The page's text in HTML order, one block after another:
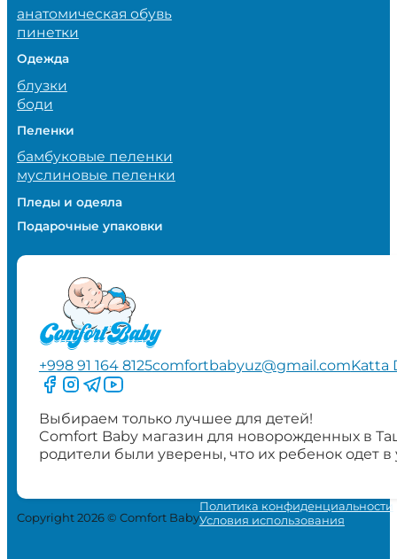
анатомическая обувь
пинетки
Одежда
блузки
боди
Пеленки
бамбуковые пеленки
муслиновые пеленки
Пледы и одеяла
Подарочные упаковки
+998 91 164 8125comfortbabyuz@gmail.comKatta
Следите за нами на Facebook
Следите за нами в Instagram
Следите за нами в Telegram
Следите за нами в YouTube
Выбираем только лучшее для детей!
Comfort Baby магазин для новорожденных в
родители были уверены, что их ребенок одет
Copyright 2026 © Comfort Baby
Политика конфиденциальности
Условия использования